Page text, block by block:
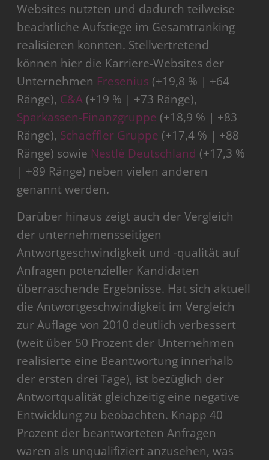
Websites nutzten und dadurch teilweise
beachtliche Aufstiege im Gesamtranking
realisieren konnten. Stellvertretend
können hier die Karriere-Websites der
Unternehmen Fresenius (+19,8 % | +64
Ränge), C&A (+19 % | +73 Ränge),
Sparkassen-Finanzgruppe (+18,9 % | +83
Ränge), Schaeffler Gruppe (+17,4 % | +88
Ränge) sowie Nestlé Deutschland (+17,3 %
| +89 Ränge) neben vielen anderen
genannt werden.
Darüber hinaus zeigt auch der Vergleich
der unternehmensseitigen
Antwortgeschwindigkeit und -qualität auf
Anfragen potenzieller Kandidaten
überraschende Ergebnisse. Hat sich aktuell
die Antwortgeschwindigkeit im Vergleich
zur Auflage von 2010 deutlich verbessert
(weit über 50 Prozent der Unternehmen
realisierte eine Beantwortung innerhalb
der ersten drei Tage), ist bezüglich der
Antwortqualität gleichzeitig eine negative
Entwicklung zu beobachten. Knapp 40
Prozent der beantworteten Anfragen
waren als unqualifiziert anzusehen, was